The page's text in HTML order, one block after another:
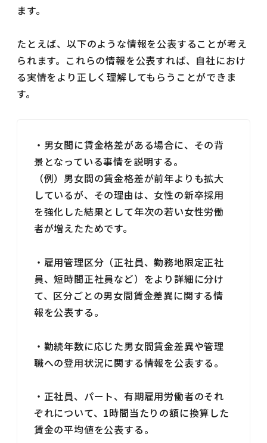
ます。
たとえば、以下のような情報を公表することが考え
られます。これらの情報を公表すれば、自社におけ
る実情をより正しく理解してもらうことができま
す。
・男女間に賃金格差がある場合に、その背
景となっている事情を説明する。
（例）男女間の賃金格差が前年よりも拡大
しているが、その理由は、女性の新卒採用
を強化した結果として年次の若い女性労働
者が増えたためです。
・雇用管理区分（正社員、勤務地限定正社
員、短時間正社員など）をより詳細に分け
て、区分ごとの男女間賃金差異に関する情
報を公表する。
・勤続年数に応じた男女間賃金差異や管理
職への登用状況に関する情報を公表する。
・正社員、パート、有期雇用労働者のそれ
ぞれについて、1時間当たりの額に換算した
賃金の平均値を公表する。